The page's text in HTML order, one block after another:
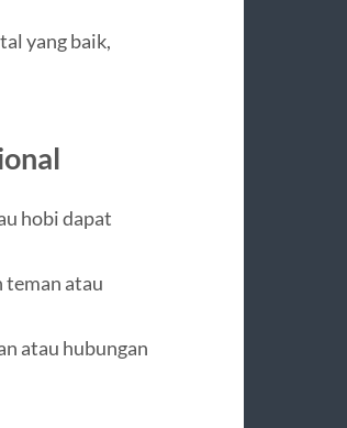
yang baik,
hobi dapat
teman atau
atau hubungan